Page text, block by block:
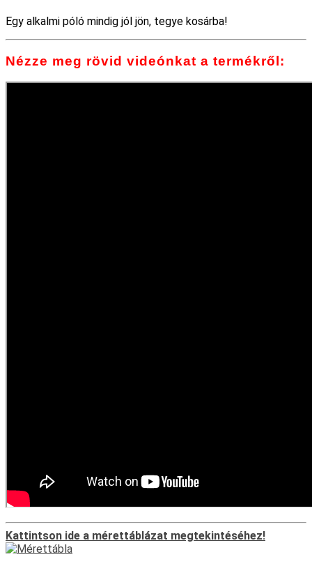
Egy alkalmi póló mindig jól jön, tegye kosárba!
Nézze meg rövid videónkat a termékről:
Kattintson ide a mérettáblázat megtekintéséhez!